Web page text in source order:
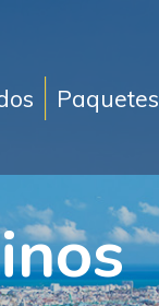
Paquetes